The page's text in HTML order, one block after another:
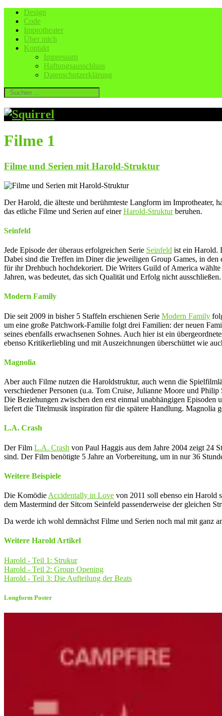
Design
Code
Improtheater
Über mich
Kontakt
Impressum
Haftungsausschluss
Datenschutzerklärung
Filme 1
Filme und Serien mit Harold-Struktur
Der Harold, die älteste und berühmteste Langform im Improtheater,
das etliche Filme und Serien auf einerHarold-Strukturberuhen.
Seinfeld
Jede Episode der überaus erfolgreichen Serie Seinfeld ist ein Harold.
Dabei sind die Treffen im Diner die jeweiligen Group Games, in
für ihr Drehbuch hochdekoriert. Die Writers Guild of America
Jahren, was bedeutet, das sich Qualität und Erfolg nicht ausschließen.
Modern Family
Die seit 2009 in bisher 5 Staffeln erschienen Serie Modern Family
um eine große Patchwork-Familie folgt drei Familien: der neuen
seines ebenfalls erwachsenen Sohnes. Auch hier ist ein
ebenso Kritikerliebling und mit Auszeichnungen überschüttet wie
Magnolia
Aber auch Filme nutzen die Haroldstruktur, auch wenn die
verschiedener Personen (u.a. Tom Cruise, Julianne Moore und
Die Beziehungen zwischen den erst einmal unabhängigen Episoden
liefert die Titelmusik inspiration für die spätere Handlung. Magnolia
L.A. Crash
Der Film L.A. Crash von Paul Haggis aus dem Jahre 2004 zeigt 24
sind. Der Film benötigte 5 Jahre an Vorbereitung, um in nur 36
Weitere Beispiele
Die Komödie Accidentally in Love von 2011 soll ebenso ein Harold
dem Mastermind der Sitcom Seinfeld passenderweise der gleichen
Da werde ich wohl demnächst Filme und Serien noch mal mit ganz
Weitere Harold Artikel
Harold - Teil 1: Strukur
Harold - Teil 2: Group Opening
Harold - Teil 3: Die Aufteilung der Beats
Longform Poster